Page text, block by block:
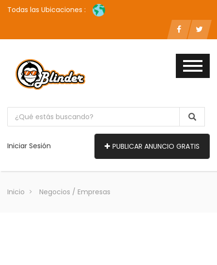
Todas las Ubicaciones :
Iniciar Sesión PUBLICAR ANUNCIO GRATIS
Inicio Negocios / Empresas